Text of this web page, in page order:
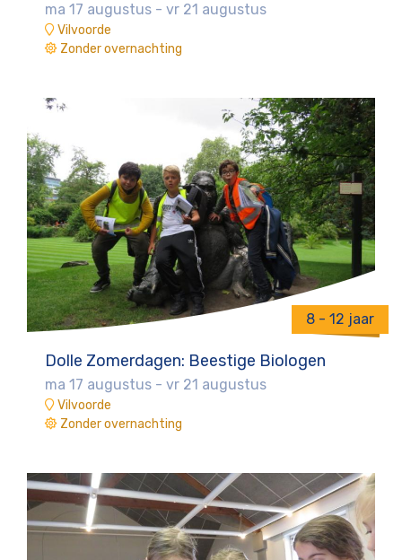
ma 17 augustus - vr 21 augustus
Vilvoorde
Zonder overnachting
8 - 12 jaar
Dolle Zomerdagen: Beestige Biologen
ma 17 augustus - vr 21 augustus
Vilvoorde
Zonder overnachting